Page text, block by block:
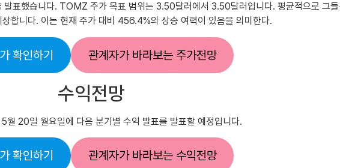
했습니다. TOMZ 주가 목표 범위는 3.50달러에서 3.50달러입니다. 평균적으로 그
합니다. 이는 현재 주가 대비 456.4%의 상승 여력이 있음을 의미한다.
확인하기 관계자가 바라보는 주가전망
수익전망
월 20일 월요일에 다음 분기별 수익 발표를 발표할 예정입니다.
확인하기 관계자가 바라보는 수익전망